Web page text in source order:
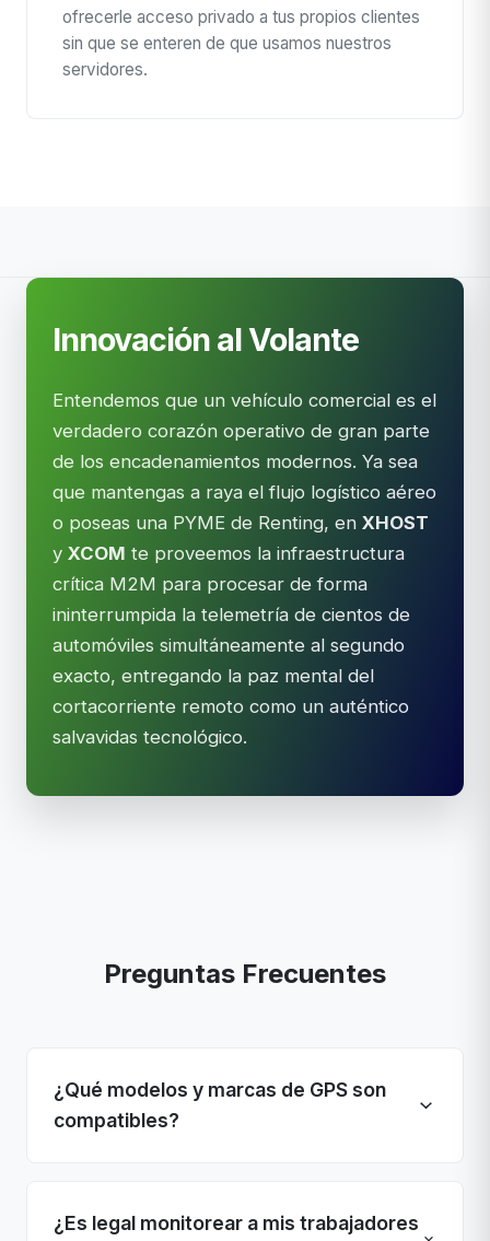
ofrecerle acceso privado a tus propios clientes
sin que se enteren de que usamos nuestros
servidores.
Innovación al Volante
Entendemos que un vehículo comercial es el
verdadero corazón operativo de gran parte
de los encadenamientos modernos. Ya sea
que mantengas a raya el flujo logístico aéreo
o poseas una PYME de Renting, en XHOST
y XCOM te proveemos la infraestructura
crítica M2M para procesar de forma
ininterrumpida la telemetría de cientos de
automóviles simultáneamente al segundo
exacto, entregando la paz mental del
cortacorriente remoto como un auténtico
salvavidas tecnológico.
Preguntas Frecuentes
¿Qué modelos y marcas de GPS son
compatibles?
¿Es legal monitorear a mis trabajadores